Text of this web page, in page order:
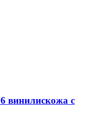
винилискожа с